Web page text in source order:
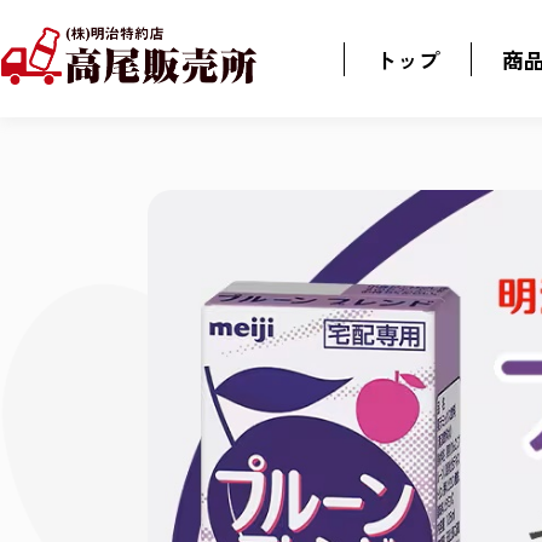
トップ 商